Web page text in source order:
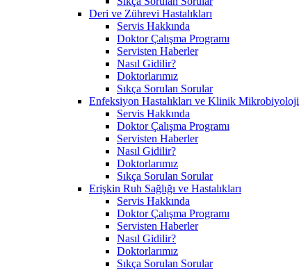
Deri ve Zührevi Hastalıkları
Servis Hakkında
Doktor Çalışma Programı
Servisten Haberler
Nasıl Gidilir?
Doktorlarımız
Sıkça Sorulan Sorular
Enfeksiyon Hastalıkları ve Klinik Mikrobiyoloji
Servis Hakkında
Doktor Çalışma Programı
Servisten Haberler
Nasıl Gidilir?
Doktorlarımız
Sıkça Sorulan Sorular
Erişkin Ruh Sağlığı ve Hastalıkları
Servis Hakkında
Doktor Çalışma Programı
Servisten Haberler
Nasıl Gidilir?
Doktorlarımız
Sıkça Sorulan Sorular